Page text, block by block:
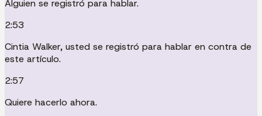
Alguien se registró para hablar.
2:53
Cintia Walker, usted se registró para hablar en contra de
este artículo.
2:57
Quiere hacerlo ahora.